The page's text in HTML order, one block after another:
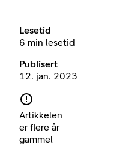
Lesetid
6 min lesetid
Publisert
12. jan. 2023
Artikkelen
er flere år
gammel